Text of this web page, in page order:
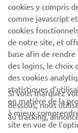
Discover our 2020
CORPORATE
BUSINESS
cookies y compris
comme javascript
cookies
de notre site, et
base afin de
des logins, le choix
des cookies
statistiques
en matière de la
à mieux
site en vue de
Si vous marquez
dessous, nous
au tracking,